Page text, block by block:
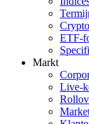
ETF-
Markt
Live-